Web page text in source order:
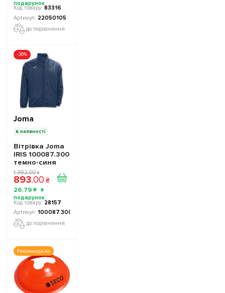
83316
22050105
до порівняння
-36%
Joma
в наявності
Вітрівка Joma
IRIS 100087.300
темно-синя
1 392.00 ₴
893.00 ₴
26.79 ₴
28157
100087.300
до порівняння
Рекомендуємо